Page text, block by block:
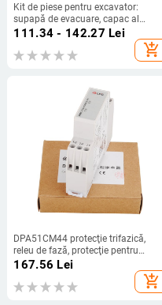
Kit de piese pentru excavator:
supapă de evacuare, capac al
rezervorului hidraulic de ulei și
capac de ventilație pentru XCMG
Lovol Longgong Xiagong
111.34 - 142.27 Lei
add_shopping_cart
DPA51CM44 protecţie trifazică,
releu de fază, protecţie pentru
pierdere de fază, protecţie la
supratensiune şi subtensiune, 208-
480 VAC
167.56 Lei
add_shopping_cart